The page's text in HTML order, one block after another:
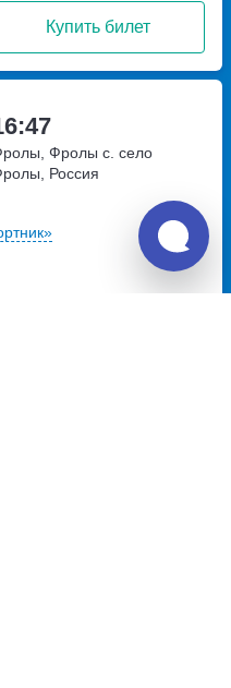
Купить билет
Фролы с. село
Россия